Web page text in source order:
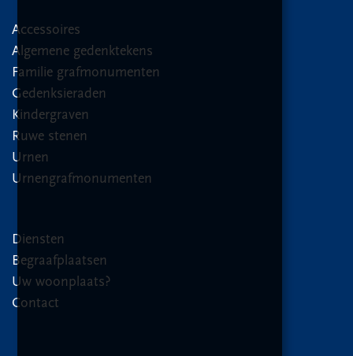
Accessoires
Algemene gedenktekens
Familie grafmonumenten
Gedenksieraden
Kindergraven
Ruwe stenen
Urnen
Urnengrafmonumenten
Diensten
Begraafplaatsen
Uw woonplaats?
Contact